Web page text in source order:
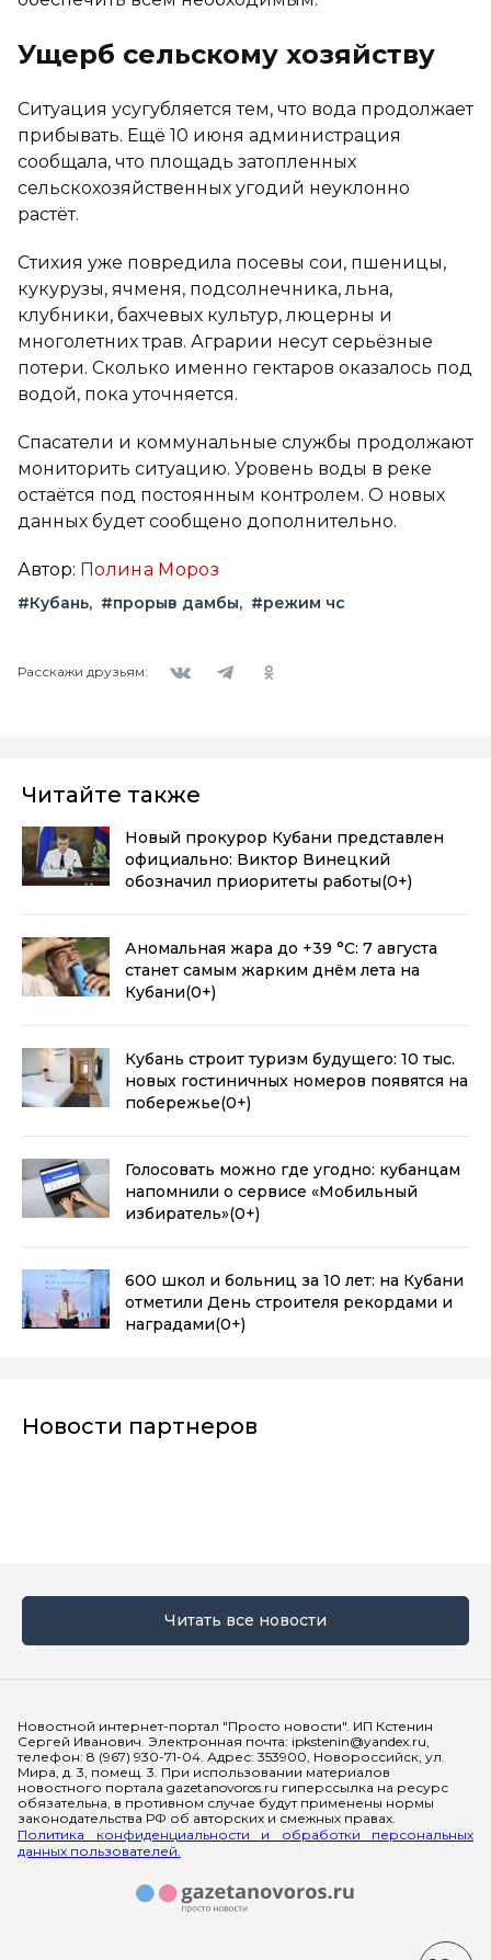
Ущерб сельскому хозяйству
Ситуация усугубляется тем, что вода продолжает
прибывать. Ещё 10 июня администрация
сообщала, что площадь затопленных
сельскохозяйственных угодий неуклонно
растёт.
Стихия уже повредила посевы сои, пшеницы,
кукурузы, ячменя, подсолнечника, льна,
клубники, бахчевых культур, люцерны и
многолетних трав. Аграрии несут серьёзные
потери. Сколько именно гектаров оказалось под
водой, пока уточняется.
Спасатели и коммунальные службы продолжают
мониторить ситуацию. Уровень воды в реке
остаётся под постоянным контролем. О новых
данных будет сообщено дополнительно.
Автор: Полина Мороз
#Кубань #прорыв дамбы #режим чс
Расскажи друзьям:
Читайте также
Новый прокурор Кубани представлен
официально: Виктор Винецкий
обозначил приоритеты работы(0+)
Аномальная жара до +39 °C: 7 августа
станет самым жарким днём лета на
Кубани(0+)
Кубань строит туризм будущего: 10 тыс.
новых гостиничных номеров появятся на
побережье(0+)
Голосовать можно где угодно: кубанцам
напомнили о сервисе «Мобильный
избиратель»(0+)
600 школ и больниц за 10 лет: на Кубани
отметили День строителя рекордами и
наградами(0+)
Новости партнеров
Читать все новости
Новостной интернет-портал "Просто новости". ИП Кстенин
Сергей Иванович. Электронная почта: ipkstenin@yandex.ru,
телефон: 8 (967) 930-71-04. Адрес: 353900, Новороссийск, ул.
Мира, д. 3, помещ. 3. При использовании материалов
новостного портала gazetanovoros.ru гиперссылка на ресурс
обязательна, в противном случае будут применены нормы
законодательства РФ об авторских и смежных правах.
Политика конфиденциальности и обработки персональных
данных пользователей.